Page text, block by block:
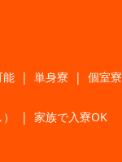
能 | 単身寮 | 個室寮
| 家族で入寮OK